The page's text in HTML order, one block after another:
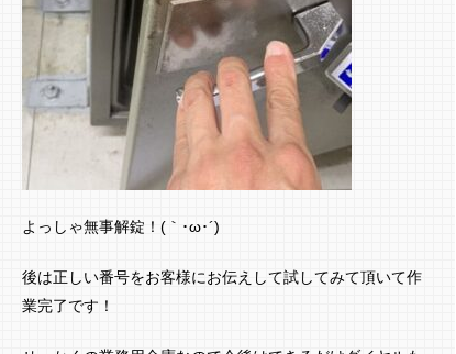
よっしゃ無事解錠！(｀･ω･´)ゞ
後は正しい番号をお客様にお伝えして試してみて頂いて作
業完了です！